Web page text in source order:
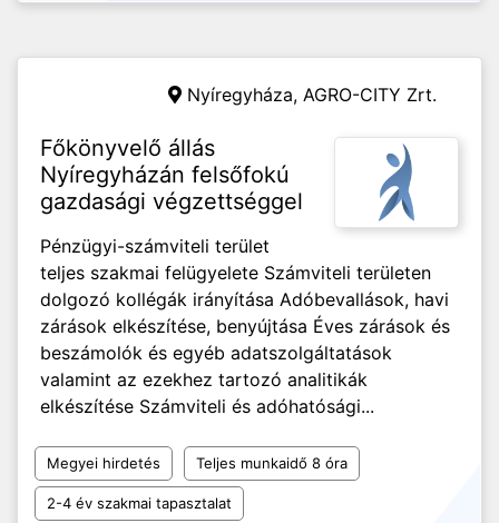
Nyíregyháza, AGRO-CITY Zrt.
Főkönyvelő állás
Nyíregyházán felsőfokú
gazdasági végzettséggel
Pénzügyi-számviteli terület
teljes szakmai felügyelete Számviteli területen
dolgozó kollégák irányítása Adóbevallások, havi
zárások elkészítése, benyújtása Éves zárások és
beszámolók és egyéb adatszolgáltatások
valamint az ezekhez tartozó analitikák
elkészítése Számviteli és adóhatósági...
Megyei hirdetés Teljes munkaidő 8 óra
2-4 év szakmai tapasztalat